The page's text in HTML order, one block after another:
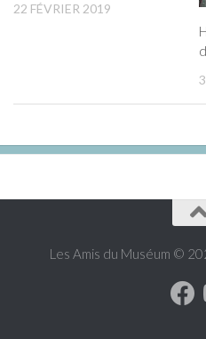
22 FÉVRIER 2019
Les Amis du Muséum ©